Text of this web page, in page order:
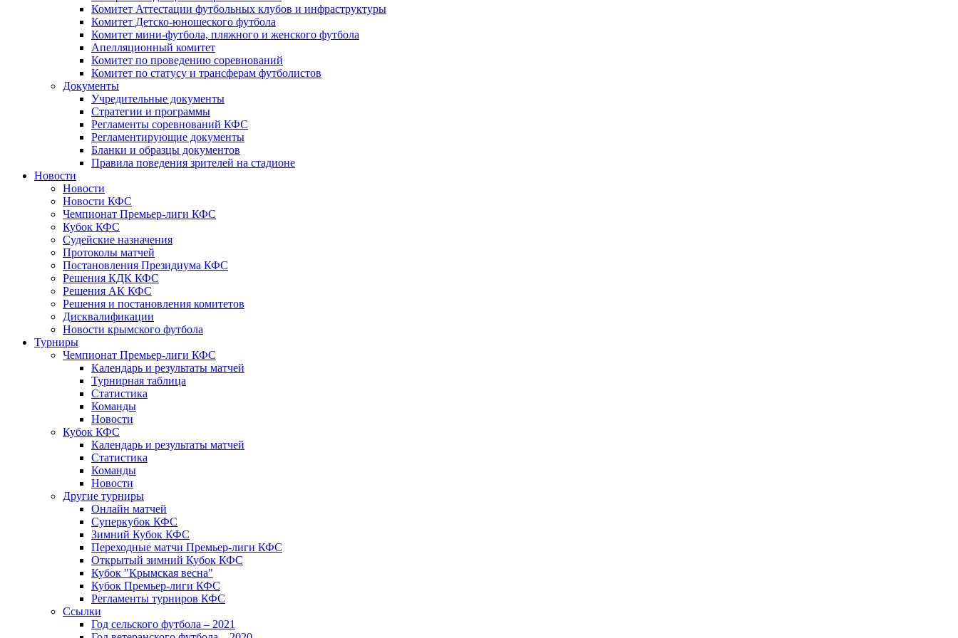
Комитет Аттестации футбольных клубов и инфраструктуры
Комитет Детско-юношеского футбола
Комитет мини-футбола, пляжного и женского футбола
Апелляционный комитет
Комитет по проведению соревнований
Комитет по статусу и трансферам футболистов
Документы
Учредительные документы
Стратегии и программы
Регламенты соревнований КФС
Регламентирующие документы
Бланки и образцы документов
Правила поведения зрителей на стадионе
Новости
Новости
Новости КФС
Чемпионат Премьер-лиги КФС
Кубок КФС
Судейские назначения
Протоколы матчей
Постановления Президиума КФС
Решения КДК КФС
Решения АК КФС
Решения и постановления комитетов
Дисквалификации
Новости крымского футбола
Турниры
Чемпионат Премьер-лиги КФС
Календарь и результаты матчей
Турнирная таблица
Статистика
Команды
Новости
Кубок КФС
Календарь и результаты матчей
Статистика
Команды
Новости
Другие турниры
Онлайн матчей
Суперкубок КФС
Зимний Кубок КФС
Переходные матчи Премьер-лиги КФС
Открытый зимний Кубок КФС
Кубок "Крымская весна"
Кубок Премьер-лиги КФС
Регламенты турниров КФС
Ссылки
Год сельского футбола – 2021